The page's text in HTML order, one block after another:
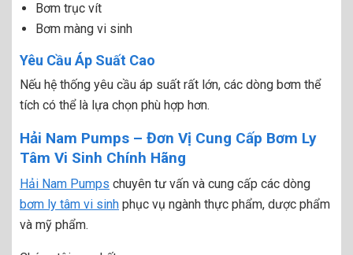
Bơm trục vít
Bơm màng vi sinh
Yêu Cầu Áp Suất Cao
Nếu hệ thống yêu cầu áp suất rất lớn, các dòng bơm thể
tích có thể là lựa chọn phù hợp hơn.
Hải Nam Pumps – Đơn Vị Cung Cấp Bơm Ly
Tâm Vi Sinh Chính Hãng
Hải Nam Pumps chuyên tư vấn và cung cấp các dòng
bơm ly tâm vi sinh phục vụ ngành thực phẩm, dược phẩm
và mỹ phẩm.